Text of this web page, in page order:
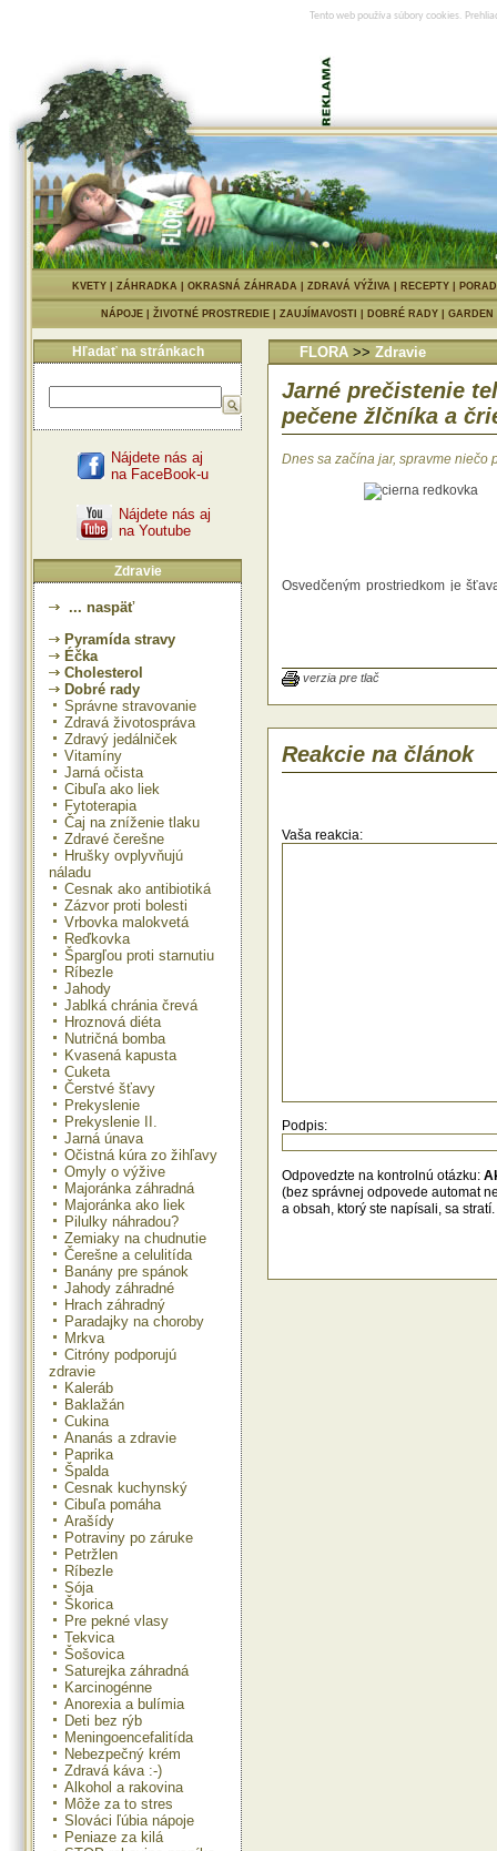
Tento web používa súbory cookies.
KVETY| ZÁHRADKA| OKRASNÁ ZÁHRADA| ZDRAVÁ VÝŽIVA| RECEPTY|
NÁPOJE ŽIVOTNÉ PROSTREDIE ZAUJÍMAVOSTI DOBRÉ RADY
Hľadať na stránkach
Nájdete nás aj
na FaceBook-u
Nájdete nás aj
na Youtube
Zdravie
... naspäť
Pyramída stravy
Éčka
Cholesterol
Dobré rady
Správne stravovanie
Zdravá životospráva
Zdravý jedálniček
Vitamíny
Jarná očista
Cibuľa ako liek
Fytoterapia
Čaj na zníženie tlaku
Zdravé čerešne
Hrušky ovplyvňujú
náladu
Cesnak ako antibiotiká
Zázvor proti bolesti
Vrbovka malokvetá
Reďkovka
Špargľou proti starnutiu
Ríbezle
Jahody
Jablká chránia črevá
Hroznová diéta
Nutričná bomba
Kvasená kapusta
Cuketa
Čerstvé šťavy
Prekyslenie
Prekyslenie II.
Jarná únava
Očistná kúra zo žihľavy
Omyly o výžive
Majoránka záhradná
Majoránka ako liek
Pilulky náhradou?
Zemiaky na chudnutie
Čerešne a celulitída
Banány pre spánok
Jahody záhradné
Hrach záhradný
Paradajky na choroby
Mrkva
Citróny podporujú
zdravie
Kaleráb
Baklažán
Cukina
Ananás a zdravie
Paprika
Špalda
Cesnak kuchynský
Cibuľa pomáha
Arašídy
Potraviny po záruke
Petržlen
Ríbezle
Sója
Škorica
Pre pekné vlasy
Tekvica
Šošovica
Saturejka záhradná
Karcinogénne
Anorexia a bulímia
Deti bez rýb
Meningoencefalitída
Nebezpečný krém
Zdravá káva :-)
Alkohol a rakovina
Môže za to stres
Slováci ľúbia nápoje
Peniaze za kilá
FLORA >> Zdravie
Jarné prečistenie
pečene žlčníka a
Dnes sa začína jar, spravme niečo
Osvedčeným prostriedkom je
verzia pre tlač
Reakcie na článok
Vaša reakcia:
Podpis:
Odpovedzte na kontrolnú otázku:
(bez správnej odpovede automat
a obsah, ktorý ste napísali, sa